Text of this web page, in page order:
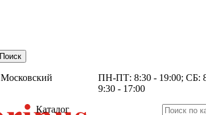
Московский
ПН-ПТ: 8:30 - 19:00; СБ:
9:30 - 17:00
Каталог